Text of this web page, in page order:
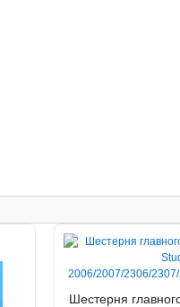
Шестерня